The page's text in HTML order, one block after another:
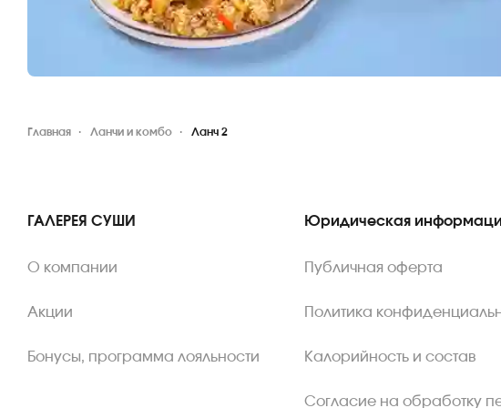
Главная Ланчи и комбо Ланч 2
ГАЛЕРЕЯ СУШИ
О компании
Акции
Бонусы, программа лояльности
Юридическая
Публичная оферта
Политика
Калорийность и состав
Согласие на обработку